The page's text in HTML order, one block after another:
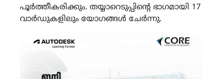
പൂർത്തീകരിക്കും. തയ്യാറെടുപ്പിൻ്റെ ഭാഗമായി 17
വാർഡുകളിലും യോഗങ്ങൾ ചേർന്നു.